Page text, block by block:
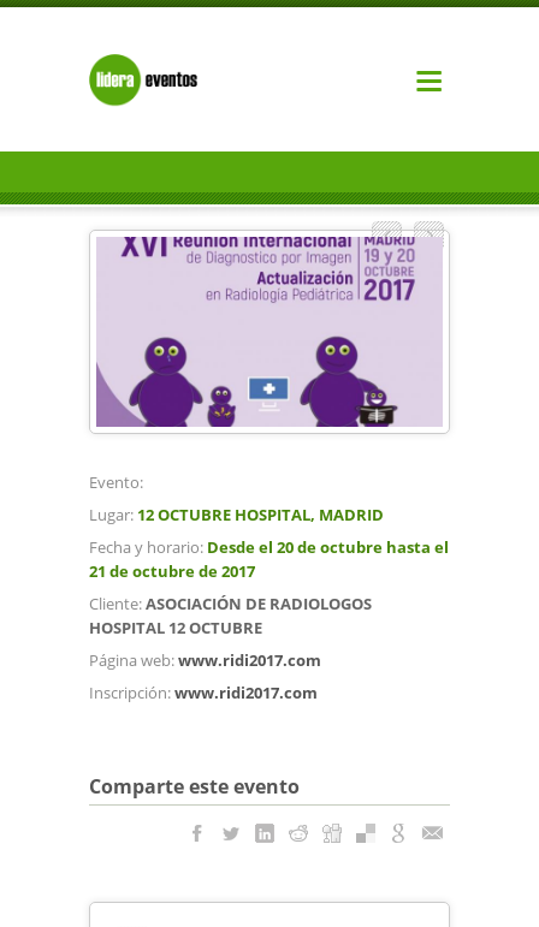
Evento:
Lugar: 12 OCTUBRE HOSPITAL, MADRID
Fecha y horario: Desde el 20 de octubre hasta el
21 de octubre de 2017
Cliente:ASOCIACIÓN DE RADIOLOGOS
HOSPITAL 12 OCTUBRE
Página web:www.ridi2017.com
Inscripción:www.ridi2017.com
Comparte este evento